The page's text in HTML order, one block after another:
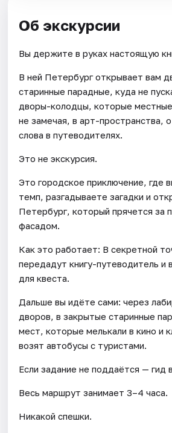
Об экскурсии
Вы держите в руках настоящую
В ней Петербург открывает вам
старинные парадные, куда не
дворы-колодцы, которые
не замечая, в арт-пространства,
слова в путеводителях.
Это не экскурсия.
Это городское приключение, где
темп, разгадываете загадки и
Петербург, который прячется за
фасадом.
Как это работает: В секретной
передадут книгу-путеводитель и
для квеста.
Дальше вы идёте сами: через
дворов, в закрытые старинные
мест, которые мелькали в кино и
возят автобусы с туристами.
Если задание не поддаётся — гид
Весь маршрут занимает 3–4 часа.
Никакой спешки.